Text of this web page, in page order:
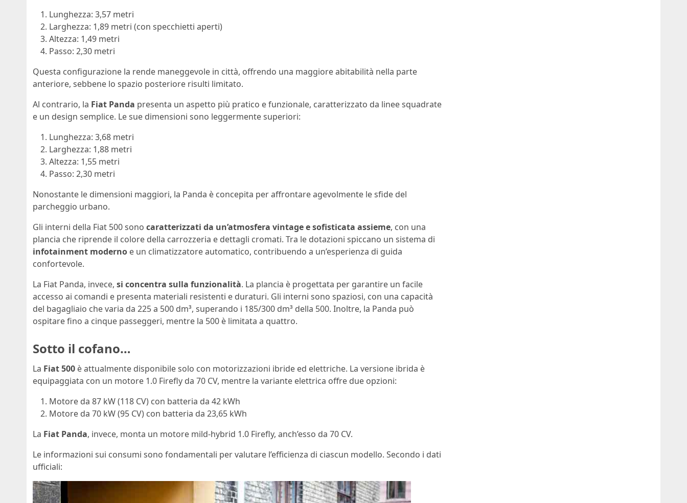
Lunghezza: 3,57 metri
Larghezza: 1,89 metri (con specchietti aperti)
Altezza: 1,49 metri
Passo: 2,30 metri
Questa configurazione la rende maneggevole in città, offrendo una maggiore abitabilità nella parte
anteriore, sebbene lo spazio posteriore risulti limitato.
Al contrario, la Fiat Panda presenta un aspetto più pratico e funzionale, caratterizzato da linee squadrate
e un design semplice. Le sue dimensioni sono leggermente superiori:
Lunghezza: 3,68 metri
Larghezza: 1,88 metri
Altezza: 1,55 metri
Passo: 2,30 metri
Nonostante le dimensioni maggiori, la Panda è concepita per affrontare agevolmente le sfide del
parcheggio urbano.
Gli interni della Fiat 500 sono caratterizzati da un’atmosfera vintage e sofisticata assieme, con una
plancia che riprende il colore della carrozzeria e dettagli cromati. Tra le dotazioni spiccano un sistema di
infotainment moderno e un climatizzatore automatico, contribuendo a un’esperienza di guida
confortevole.
La Fiat Panda, invece, si concentra sulla funzionalità. La plancia è progettata per garantire un facile
accesso ai comandi e presenta materiali resistenti e duraturi. Gli interni sono spaziosi, con una capacità
del bagagliaio che varia da 225 a 500 dm³, superando i 185/300 dm³ della 500. Inoltre, la Panda può
ospitare fino a cinque passeggeri, mentre la 500 è limitata a quattro.
Sotto il cofano…
La Fiat 500 è attualmente disponibile solo con motorizzazioni ibride ed elettriche. La versione ibrida è
equipaggiata con un motore 1.0 Firefly da 70 CV, mentre la variante elettrica offre due opzioni:
Motore da 87 kW (118 CV) con batteria da 42 kWh
Motore da 70 kW (95 CV) con batteria da 23,65 kWh
La Fiat Panda, invece, monta un motore mild-hybrid 1.0 Firefly, anch’esso da 70 CV.
Le informazioni sui consumi sono fondamentali per valutare l’efficienza di ciascun modello. Secondo i dati
ufficiali: